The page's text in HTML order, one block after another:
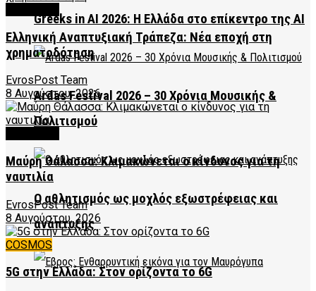
Greeks in AI 2026: Η Ελλάδα στο επίκεντρο της AI
Ardas Festival 2026 – 30 Χρόνια Μουσικής &
Πολιτισμού
Ο αθλητισμός ως μοχλός εξωστρέφειας και
ανάπτυξης
Ελληνική Αναπτυξιακή Τράπεζα: Νέα εποχή στη
χρηματοδότηση
EvrosPost Team
8 Αυγούστου, 2026
Μαύρη Θάλασσα: Κλιμακώνεται ο κίνδυνος για τη
ναυτιλία
EvrosPost Team
8 Αυγούστου, 2026
COSMOS
5G στην Ελλάδα: Στον ορίζοντα το 6G